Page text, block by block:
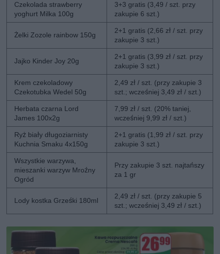
Czekolada strawberry
yoghurt Milka 100g
3+3 gratis (3,49 / szt. przy
zakupie 6 szt.)
Żelki Zozole rainbow 150g
2+1 gratis (2,66 zł / szt. przy
zakupie 3 szt.)
Jajko Kinder Joy 20g
2+1 gratis (3,99 zł / szt. przy
zakupie 3 szt.)
Krem czekoladowy
Czekotubka Wedel 50g
2,49 zł / szt. (przy zakupie 3
szt.; wcześniej 3,49 zł / szt.)
Herbata czarna Lord
James 100x2g
7,99 zł / szt. (20% taniej,
wcześniej 9,99 zł / szt.)
Ryż biały długoziarnisty
Kuchnia Smaku 4x150g
2+1 gratis (1,99 zł / szt. przy
zakupie 3 szt.)
Wszystkie warzywa,
mieszanki warzyw Mroźny
Ogród
Przy zakupie 3 szt. najtańszy
za 1 gr
Lody kostka Grześki 180ml
2,49 zł / szt. (przy zakupie 5
szt.; wcześniej 3,49 zł / szt.)